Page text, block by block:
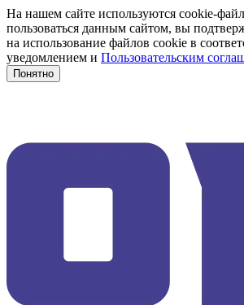
На нашем сайте используются cookie-
пользоваться данным сайтом, вы
на использование файлов cookie в
уведомлением и Пользовательским
Понятно